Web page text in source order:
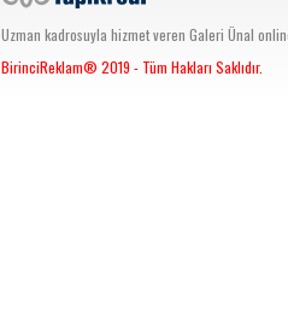
Uzman kadrosuyla hizmet veren Galeri Ünal
BirinciReklam® 2019 - Tüm Hakları Saklıdır.